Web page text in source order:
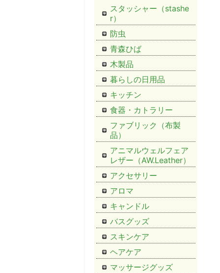
スタッシャー（stashe
r）
防虫
青森ひば
木製品
暮らしの日用品
キッチン
食器・カトラリー
ファブリック（布製
品）
アニマルウェルフェア
レザー（AW.Leather）
アクセサリー
アロマ
キャンドル
バスグッズ
スキンケア
ヘアケア
マッサージグッズ